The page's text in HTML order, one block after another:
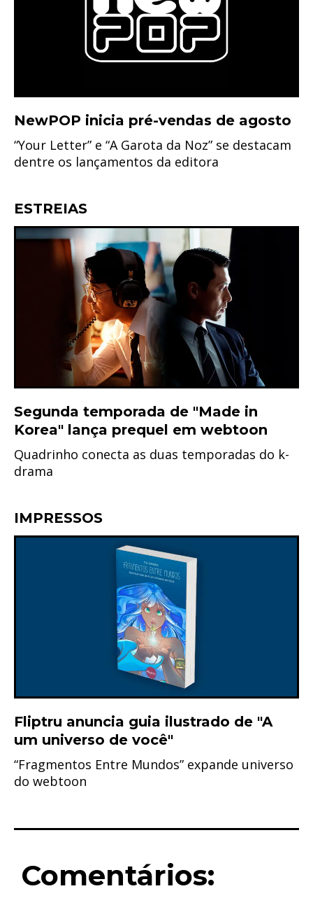
NewPOP inicia pré-vendas de agosto
“Your Letter” e “A Garota da Noz” se destacam
dentre os lançamentos da editora
ESTREIAS
Segunda temporada de "Made in
Korea" lança prequel em webtoon
Quadrinho conecta as duas temporadas do k-
drama
IMPRESSOS
Fliptru anuncia guia ilustrado de "A
um universo de você"
“Fragmentos Entre Mundos” expande universo
do webtoon
Comentários: